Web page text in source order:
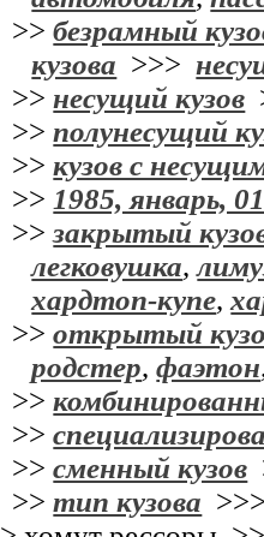
>>безрамный
кузова >>>
>> несущий кузов
>>полунесущий
>>кузов с
>> 1985, январь,
>>закрытый
легковушка,
хардтоп-купе,
>>открытый
родстер,фаэтон
>>
>>
>>сменный кузов
>>тип кузова